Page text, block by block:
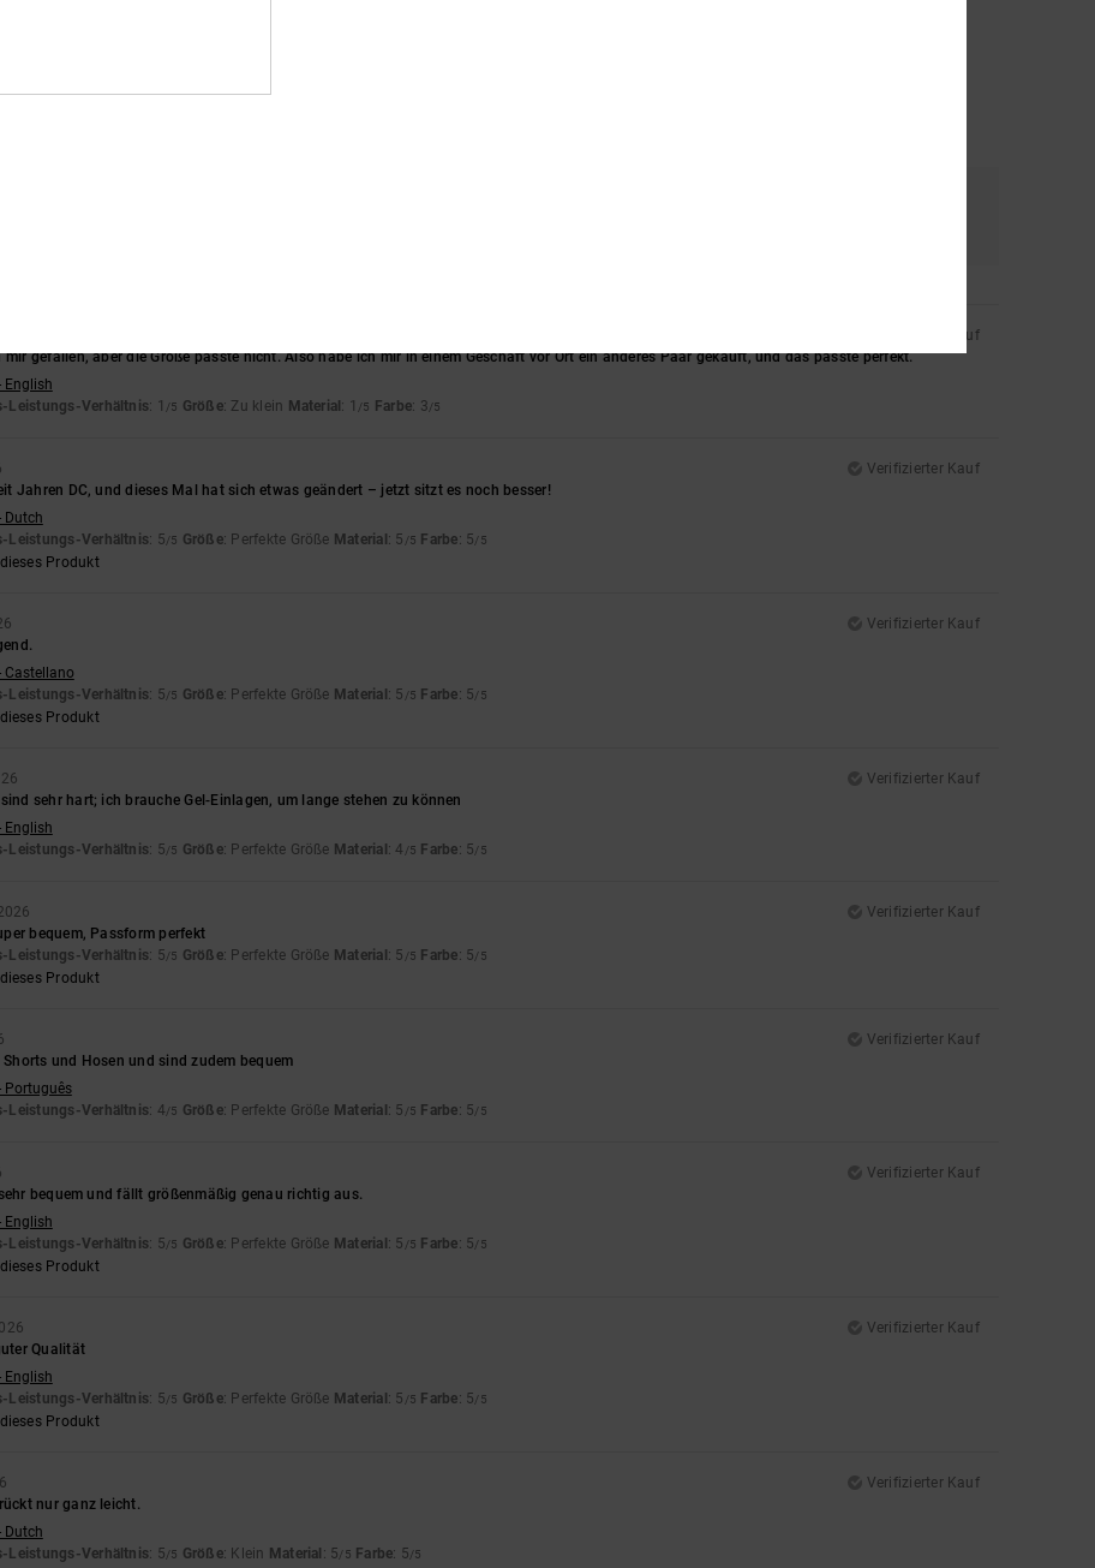
Verifizierter Kauf
mir gefallen, aber die Größe passte nicht. Also habe ich mir in einem Geschäft vor Ort ein anderes Paar gekauft, und das passte perfekt.
English
Leistungs-Verhältnis: 1 /5 Größe: Zu klein Material : 1 /5 Farbe: 3/5
Verifizierter Kauf
Jahren DC, und dieses Mal hat sich etwas geändert – jetzt sitzt es noch besser!
Dutch
Leistungs-Verhältnis: 5/5 Größe: Perfekte Größe Material : 5 /5 Farbe: 5/5
Produkt
Verifizierter Kauf
Castellano
Leistungs-Verhältnis: 5/5 Größe: Perfekte Größe Material : 5 /5 Farbe: 5/5
Produkt
Verifizierter Kauf
sehr hart; ich brauche Gel-Einlagen, um lange stehen zu können
English
Leistungs-Verhältnis: 5/5 Größe: Perfekte Größe Material : 4 /5 Farbe: 5/5
Verifizierter Kauf
bequem, Passform perfekt
Leistungs-Verhältnis: 5/5 Größe: Perfekte Größe Material : 5 /5 Farbe: 5/5
Produkt
Verifizierter Kauf
und Hosen und sind zudem bequem
Português
Leistungs-Verhältnis: 4/5 Größe: Perfekte Größe Material : 5 /5 Farbe: 5/5
Verifizierter Kauf
bequem und fällt größenmäßig genau richtig aus.
English
Leistungs-Verhältnis: 5/5 Größe: Perfekte Größe Material : 5 /5 Farbe: 5/5
Produkt
Verifizierter Kauf
Qualität
English
Leistungs-Verhältnis: 5/5 Größe: Perfekte Größe Material : 5 /5 Farbe: 5/5
Produkt
Verifizierter Kauf
nur ganz leicht.
Dutch
Leistungs-Verhältnis: 5/5 Größe: Klein Material : 5/5 Farbe: 5/5